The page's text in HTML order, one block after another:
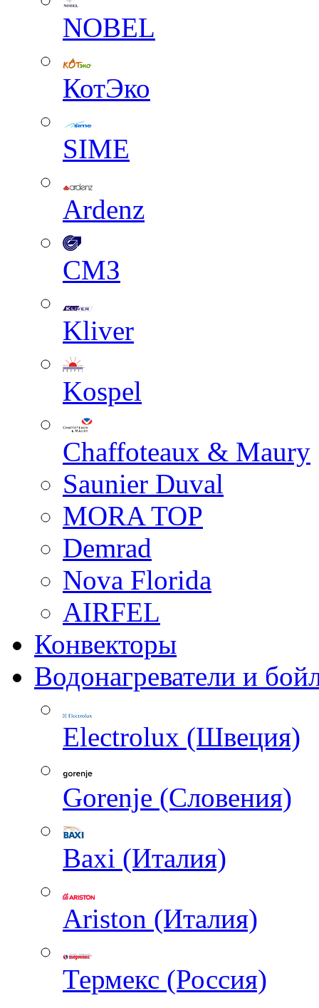
NOBEL
КотЭко
SIME
Ardenz
СМЗ
Kliver
Kospel
Chaffoteaux & Maury
Saunier Duval
MORA TOP
Demrad
Nova Florida
AIRFEL
Конвекторы
Водонагреватели и
Electrolux (Швеция)
Gorenje (Словения)
Baxi (Италия)
Ariston (Италия)
Термекс (Россия)